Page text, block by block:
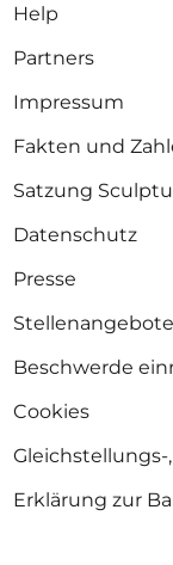
Help
Partners
Impressum
Fakten und
Satzung
Datenschutz
Presse
Stellenangebote
Beschwerde
Cookies
Erklärung zur